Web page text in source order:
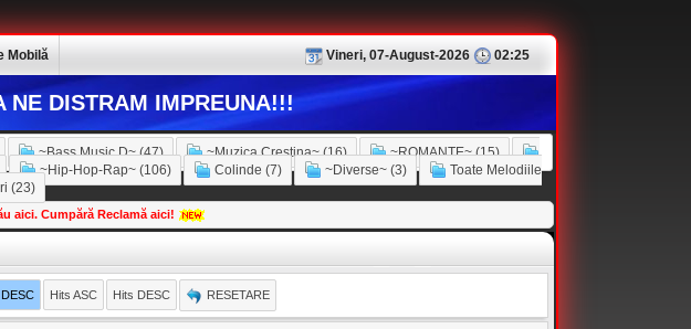
Mobilă Vineri, 07-August-2026 02:25
NE DISTRAM IMPREUNA!!!
~Bass Music D~ (47) ~Muzica Crestina~ (16)
~ROMANTE~ (15)
~Hip-Hop-Rap~ (106) Colinde (7) ~Diverse~ (3)
Toate Melodiile
(23)
aici. Cumpără Reclamă aici!
Hits ASC Hits DESC RESETARE